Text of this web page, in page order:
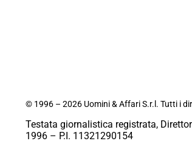
© 1996 – 2026 Uomini & Affari S.r.l. Tutti i
Testata giornalistica registrata,
1996 – P.I. 11321290154